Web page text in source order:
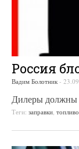
Россия
Вадим Болотник -
Дилеры должны
Теги: заправки топливо